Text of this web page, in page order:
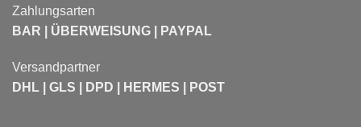
Zahlungsarten
BAR | ÜBERWEISUNG | PAYPAL
Versandpartner
DHL | GLS | DPD | HERMES | POST